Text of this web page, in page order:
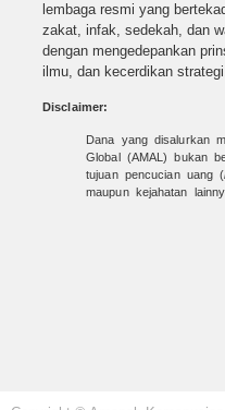
lembaga resmi yang
zakat, infak, sedekah, dan
dengan mengedepankan
ilmu, dan kecerdikan
Disclaimer:
Dana yang disalurkan
Global (AMAL) bukan
tujuan pencucian uang (
maupun kejahatan